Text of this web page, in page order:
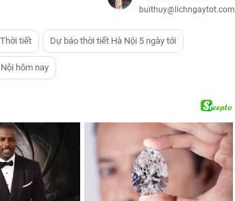
buithuy@lichngaytot.com
Thời tiết Dự báo thời tiết Hà Nội 5 ngày tới
hôm nay